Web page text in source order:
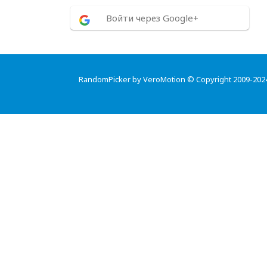
Войти через Google+
RandomPicker by VeroMotion © Copyright 2009-